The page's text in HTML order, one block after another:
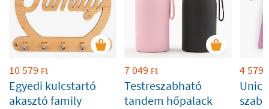
10 579 Ft
Egyedi kulcstartó
akasztó family
7 049 Ft
Testreszabható
tandem hőpalack
4 579